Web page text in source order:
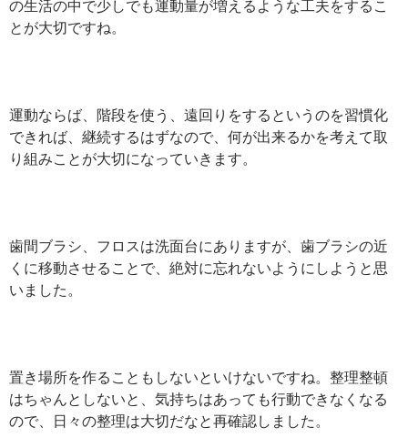
の生活の中で少しでも運動量が増えるような工夫をするこ
とが大切ですね。
運動ならば、階段を使う、遠回りをするというのを習慣化
できれば、継続するはずなので、何が出来るかを考えて取
り組みことが大切になっていきます。
歯間ブラシ、フロスは洗面台にありますが、歯ブラシの近
くに移動させることで、絶対に忘れないようにしようと思
いました。
置き場所を作ることもしないといけないですね。整理整頓
はちゃんとしないと、気持ちはあっても行動できなくなる
ので、日々の整理は大切だなと再確認しました。